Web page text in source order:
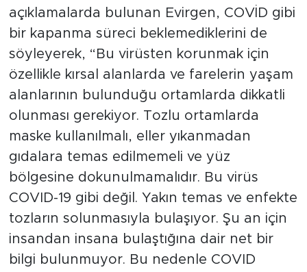
açıklamalarda bulunan Evirgen, COVİD gibi
bir kapanma süreci beklemediklerini de
söyleyerek, “Bu virüsten korunmak için
özellikle kırsal alanlarda ve farelerin yaşam
alanlarının bulunduğu ortamlarda dikkatli
olunması gerekiyor. Tozlu ortamlarda
maske kullanılmalı, eller yıkanmadan
gıdalara temas edilmemeli ve yüz
bölgesine dokunulmamalıdır. Bu virüs
COVID-19 gibi değil. Yakın temas ve enfekte
tozların solunmasıyla bulaşıyor. Şu an için
insandan insana bulaştığına dair net bir
bilgi bulunmuyor. Bu nedenle COVID